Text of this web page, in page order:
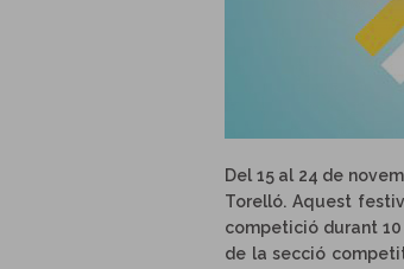
Del 15 al 24 de
Torelló. Aquest
competició durant
de la secció